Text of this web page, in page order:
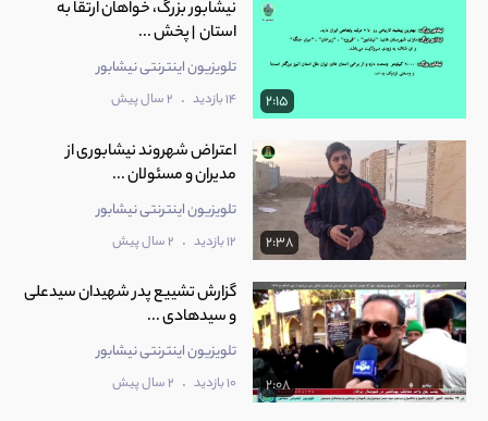
2:15
نیشابور بزرگ، خواهان ارتقا به
استان | پخش ...
تلویزیون اینترنتی نیشابور
14 بازدید . 2 سال پیش
2:38
اعتراض شهروند نیشابوری از
مدیران و مسئولان ...
تلویزیون اینترنتی نیشابور
12 بازدید . 2 سال پیش
2:08
گزارش تشییع پدر شهیدان سیدعلی
و سیدهادی ...
تلویزیون اینترنتی نیشابور
10 بازدید . 2 سال پیش